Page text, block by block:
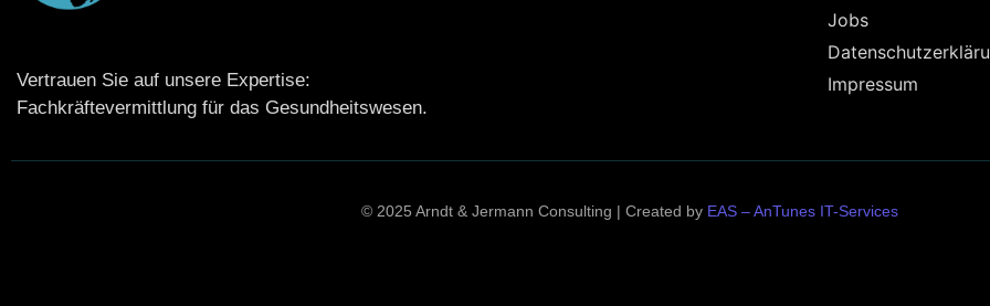
Vertrauen Sie auf unsere Expertise:
Fachkräftevermittlung für das Gesundheitswesen.
Jobs
Impressum
© 2025 Arndt & Jermann Consulting | Created by EAS – AnTunes IT-Services